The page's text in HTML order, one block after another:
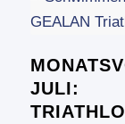
JULI: